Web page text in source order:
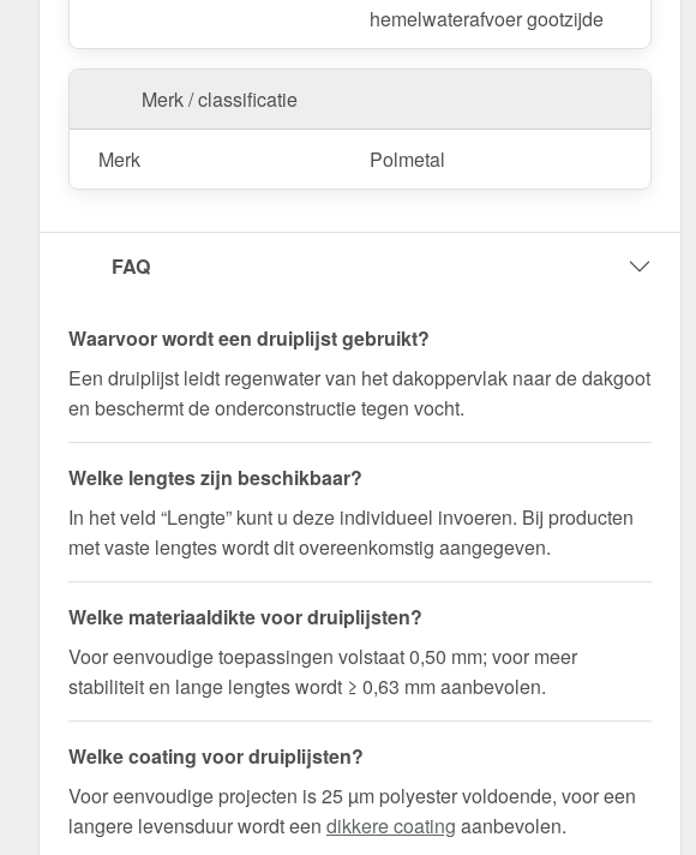
hemelwaterafvoer gootzijde
Merk / classificatie
Merk Polmetal
FAQ
Waarvoor wordt een druiplijst gebruikt?
Een druiplijst leidt regenwater van het dakoppervlak naar de dakgoot
en beschermt de onderconstructie tegen vocht.
Welke lengtes zijn beschikbaar?
In het veld “Lengte” kunt u deze individueel invoeren. Bij producten
met vaste lengtes wordt dit overeenkomstig aangegeven.
Welke materiaaldikte voor druiplijsten?
Voor eenvoudige toepassingen volstaat 0,50 mm; voor meer
stabiliteit en lange lengtes wordt ≥ 0,63 mm aanbevolen.
Welke coating voor druiplijsten?
Voor eenvoudige projecten is 25 µm polyester voldoende, voor een
langere levensduur wordt een dikkere coating aanbevolen.